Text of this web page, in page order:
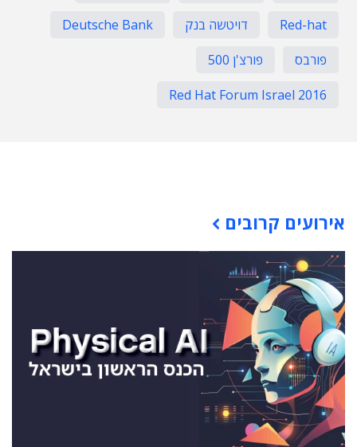
Red-hat
דויטשה בנק
Deutsche Bank
פורבס
פורצ'ן 500
Red Hat Forum Israel 2016
אירועים קרובים